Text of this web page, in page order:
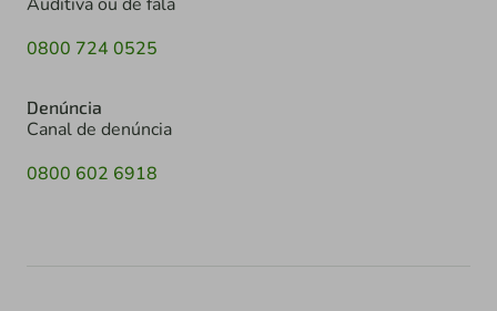
0800 724 0525
Denúncia
Canal de denúncia
0800 602 6918